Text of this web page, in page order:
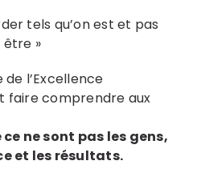
tels qu’on est et pas
être »
l’Excellence
faire comprendre aux
ce ne sont pas les gens,
et les résultats.